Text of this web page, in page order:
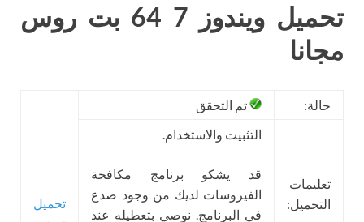
تحميل ويندوز 7 64 بت روس
مجانا
حالة: تم التحقق
تحميل
تعليمات
التحميل:
التثبيت والاستخدام.
قد يشكو برنامج مكافحة
الفيروسات لديك من وجود صدع
في البرنامج. نوصي بتعطيله عند